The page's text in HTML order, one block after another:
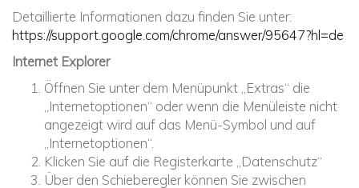
Detaillierte Informationen dazu finden Sie unter:
https://support.google.com/chrome/answer/95647?hl=de
Internet Explorer
Öffnen Sie unter dem Menüpunkt „Extras“ die
„Internetoptionen“ oder wenn die Menüleiste nicht
angezeigt wird auf das Menü-Symbol und auf
„Internetoptionen“.
Klicken Sie auf die Registerkarte „Datenschutz“
Über den Schieberegler können Sie zwischen